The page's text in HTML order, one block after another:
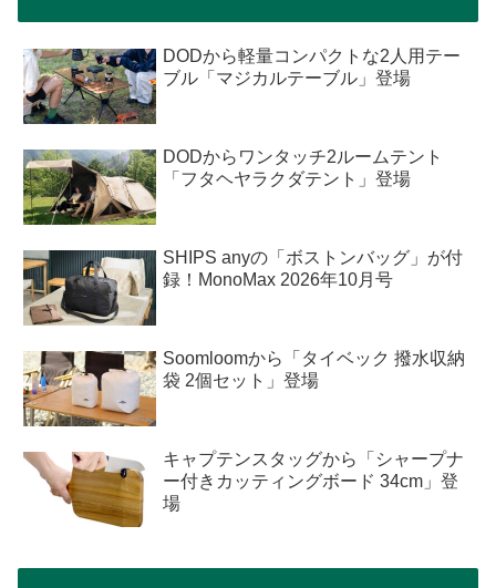
DODから軽量コンパクトな2人用テー
ブル「マジカルテーブル」登場
DODからワンタッチ2ルームテント
「フタヘヤラクダテント」登場
SHIPS anyの「ボストンバッグ」が付
録！MonoMax 2026年10月号
Soomloomから「タイベック 撥水収納
袋 2個セット」登場
キャプテンスタッグから「シャープナ
ー付きカッティングボード 34cm」登
場